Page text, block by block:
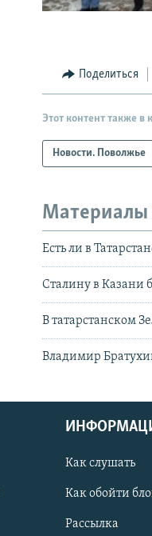
Поделиться
Этот контент также в
Новости. Поволжье
Материалы
Есть ли в
Сталину в Казани
В татарстанском
Владимир
Как слушать
Как обойти
Рассылка